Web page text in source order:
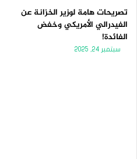
تصريحات هامة لوزير الخزانة عن
الفيدرالي الأمريكي وخفض
الفائدة!
سبتمبر 24, 2025